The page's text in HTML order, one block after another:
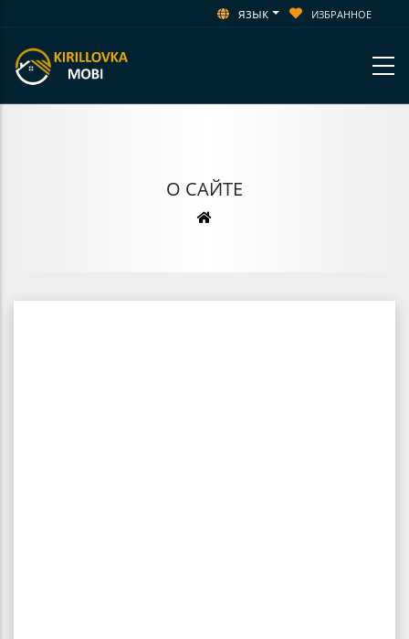
язык ИЗБРАННОЕ
О САЙТЕ
Строка